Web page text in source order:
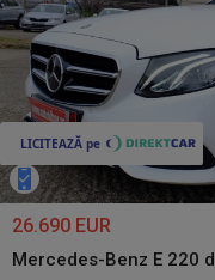
26.690 EUR
Mercedes-Benz E 220 d